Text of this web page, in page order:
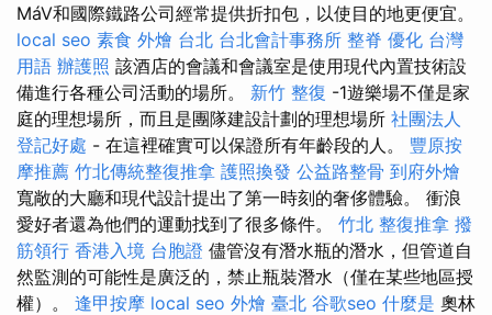
MáV和國際鐵路公司經常提供折扣包，以使目的地更便宜。
local seo 素食 外燴 台北 台北會計事務所 整脊 優化 台灣
用語 辦護照 該酒店的會議和會議室是使用現代內置技術設
備進行各種公司活動的場所。 新竹 整復 -1遊樂場不僅是家
庭的理想場所，而且是團隊建設計劃的理想場所 社團法人
登記好處 - 在這裡確實可以保證所有年齡段的人。 豐原按
摩推薦 竹北傳統整復推拿 護照換發 公益路整骨 到府外燴
寬敞的大廳和現代設計提出了第一時刻的奢侈體驗。 衝浪
愛好者還為他們的運動找到了很多條件。 竹北 整復推拿 撥
筋領行 香港入境 台胞證 儘管沒有潛水瓶的潛水，但管道自
然監測的可能性是廣泛的，禁止瓶裝潛水（僅在某些地區授
權）。 逢甲按摩 local seo 外燴 臺北 谷歌seo 什麼是 奧林